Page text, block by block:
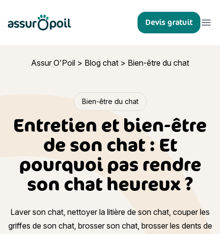
Assur O'Poil Devis gratuit
Assur O'Poil > Blog chat > Bien-être du chat
Bien-être du chat
Entretien et bien-être
de son chat : Et
pourquoi pas rendre
son chat heureux ?
Laver son chat, nettoyer la litière de son chat, couper les
griffes de son chat, brosser son chat, brosser les dents de